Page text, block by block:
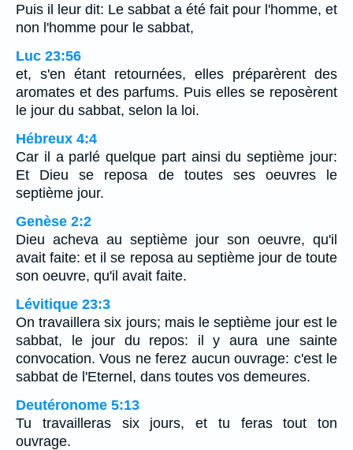
Puis il leur dit: Le sabbat a été fait pour l'homme, et
non l'homme pour le sabbat,
Luc 23:56
et, s'en étant retournées, elles préparèrent des
aromates et des parfums. Puis elles se reposèrent
le jour du sabbat, selon la loi.
Hébreux 4:4
Car il a parlé quelque part ainsi du septième jour:
Et Dieu se reposa de toutes ses oeuvres le
septième jour.
Genèse 2:2
Dieu acheva au septième jour son oeuvre, qu'il
avait faite: et il se reposa au septième jour de toute
son oeuvre, qu'il avait faite.
Lévitique 23:3
On travaillera six jours; mais le septième jour est le
sabbat, le jour du repos: il y aura une sainte
convocation. Vous ne ferez aucun ouvrage: c'est le
sabbat de l'Eternel, dans toutes vos demeures.
Deutéronome 5:13
Tu travailleras six jours, et tu feras tout ton
ouvrage.